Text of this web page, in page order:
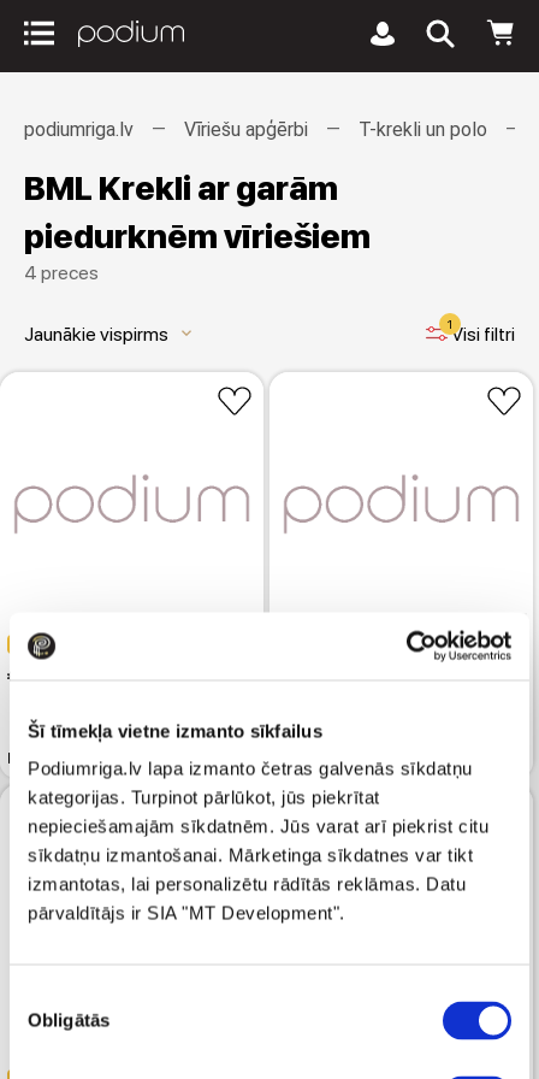
Šī tīmekļa vietne izmanto sīkfailus
Podiumriga.lv lapa izmanto četras galvenās sīkdatņu
kategorijas. Turpinot pārlūkot, jūs piekrītat
nepieciešamajām sīkdatnēm. Jūs varat arī piekrist citu
sīkdatņu izmantošanai. Mārketinga sīkdatnes var tikt
izmantotas, lai personalizētu rādītās reklāmas. Datu
pārvaldītājs ir SIA "MT Development".
izvēle
Obligātās
podiumriga.lv Vīriešu apģērbi T-krekli un polo
BML Krekli ar garām
piedurknēm vīriešiem
4 preces
Jaunākie vispirms keyboard_arrow_down 1Visi filtri
-40%
Polo krekls BML Blue Polo krekls BML Navy